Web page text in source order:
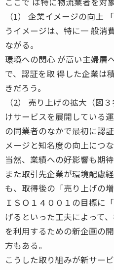
（1） 企業イメージの向上
うイメージは、特に一 般消
ながる。
環境への関心 が高い主婦層
で、認証を取 得した企業は
きだろう。
（2） 売り上げの拡大（図
けサービスを展開している
の同業者のなかで最初に認
メージと知名度の向上につ
当然、業績への好影響も期待
また取引先企業が環境配慮
も、取得後の「売り上げの
ＩＳＯ１４００１の目標に
げるといった工夫によって
を利用するための新企画の
方もある。
こうした取り組みが新サー